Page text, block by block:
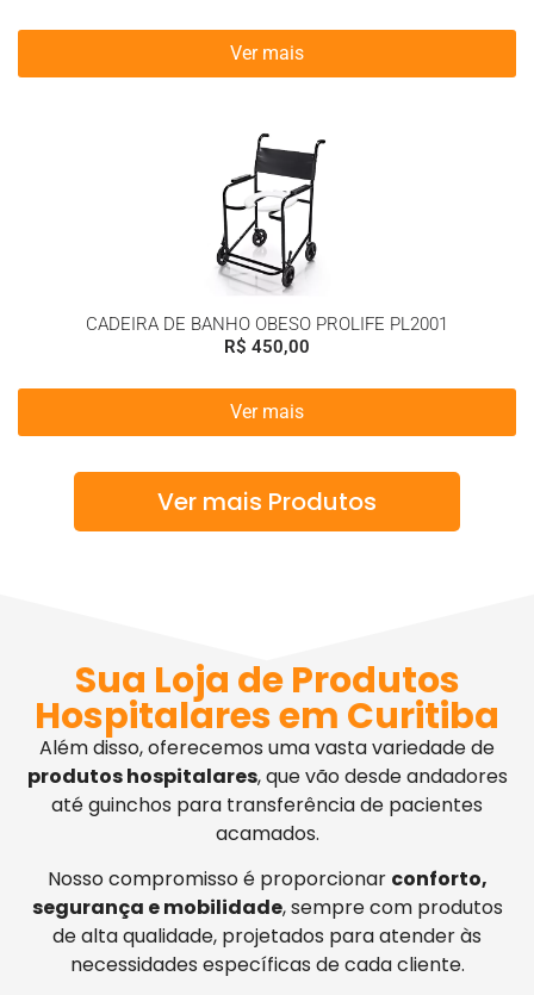
Ver mais
CADEIRA DE BANHO OBESO PROLIFE PL2001
R$ 450,00
Ver mais
Ver mais Produtos
Sua Loja de Produtos
Hospitalares em Curitiba
Além disso, oferecemos uma vasta variedade de
produtos hospitalares, que vão desde andadores
até guinchos para transferência de pacientes
acamados.
Nosso compromisso é proporcionar conforto,
segurança e mobilidade, sempre com produtos
de alta qualidade, projetados para atender às
necessidades específicas de cada cliente.